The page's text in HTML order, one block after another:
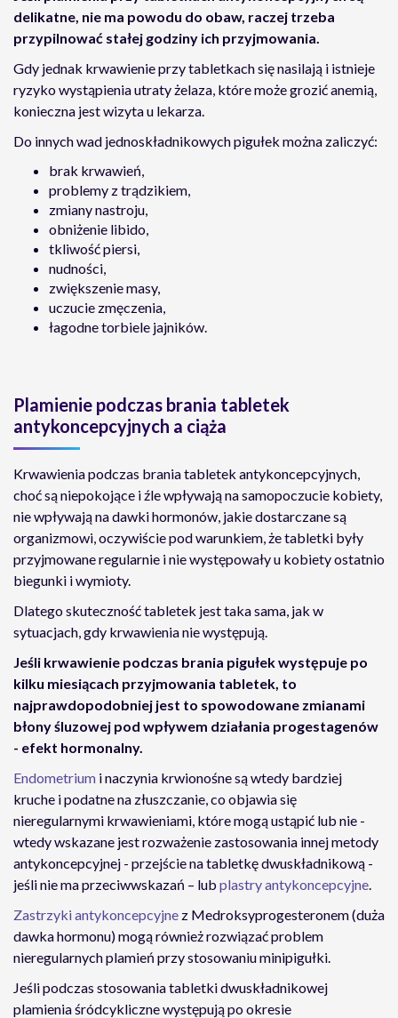
delikatne, nie ma powodu do obaw, raczej trzeba
przypilnować stałej godziny ich przyjmowania.
Gdy jednak krwawienie przy tabletkach się nasilają i istnieje
ryzyko wystąpienia utraty żelaza, które może grozić anemią,
konieczna jest wizyta u lekarza.
Do innych wad jednoskładnikowych pigułek można zaliczyć:
brak krwawień,
problemy z trądzikiem,
zmiany nastroju,
obniżenie libido,
tkliwość piersi,
nudności,
zwiększenie masy,
uczucie zmęczenia,
łagodne torbiele jajników.
Plamienie podczas brania tabletek
antykoncepcyjnych a ciąża
Krwawienia podczas brania tabletek antykoncepcyjnych,
choć są niepokojące i źle wpływają na samopoczucie kobiety,
nie wpływają na dawki hormonów, jakie dostarczane są
organizmowi, oczywiście pod warunkiem, że tabletki były
przyjmowane regularnie i nie występowały u kobiety ostatnio
biegunki i wymioty.
Dlatego skuteczność tabletek jest taka sama, jak w
sytuacjach, gdy krwawienia nie występują.
Jeśli krwawienie podczas brania pigułek występuje po
kilku miesiącach przyjmowania tabletek, to
najprawdopodobniej jest to spowodowane zmianami
błony śluzowej pod wpływem działania progestagenów
- efekt hormonalny.
Endometrium i naczynia krwionośne są wtedy bardziej
kruche i podatne na złuszczanie, co objawia się
nieregularnymi krwawieniami, które mogą ustąpić lub nie -
wtedy wskazane jest rozważenie zastosowania innej metody
antykoncepcyjnej - przejście na tabletkę dwuskładnikową -
jeśli nie ma przeciwwskazań – lub plastry antykoncepcyjne.
Zastrzyki antykoncepcyjne z Medroksyprogesteronem (duża
dawka hormonu) mogą również rozwiązać problem
nieregularnych plamień przy stosowaniu minipigułki.
Jeśli podczas stosowania tabletki dwuskładnikowej
plamienia śródcykliczne występują po okresie